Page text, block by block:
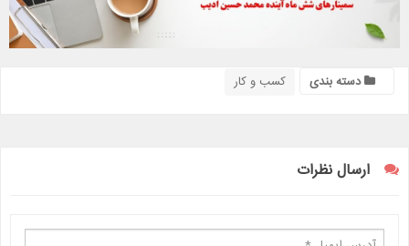
دسته بندی کسب و کار
ارسال نظرات